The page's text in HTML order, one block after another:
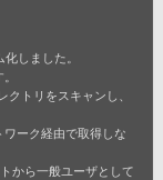
しました。
トリをスキャンし、
ーク経由で取得しな
から一般ユーザとして